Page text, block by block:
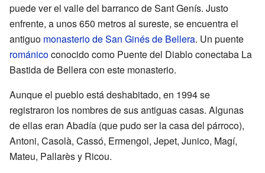
puede ver el valle del barranco de Sant Genís. Justo
enfrente, a unos 650 metros al sureste, se encuentra el
antiguo monasterio de San Ginés de Bellera. Un puente
románicoconocido como Puente del Diablo conectaba La
Bastida de Bellera con este monasterio.
Aunque el pueblo está deshabitado, en 1994 se
registraron los nombres de sus antiguas casas. Algunas
de ellas eran Abadía (que pudo ser la casa del párroco),
Antoni, Casolà, Cassó, Ermengol, Jepet, Junico, Magí,
Mateu, Pallarès y Ricou.